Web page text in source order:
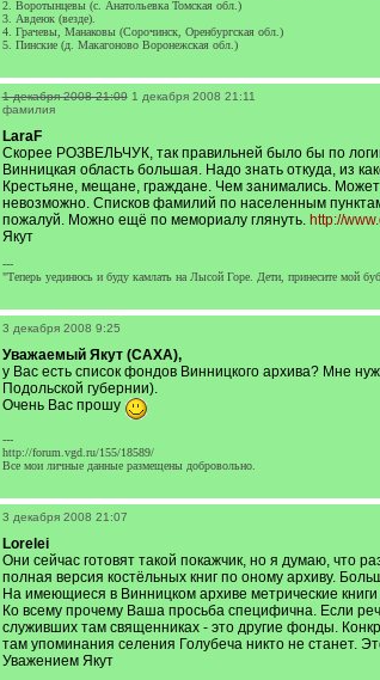
2. Воротынцевы (с. Анатольевка Томская обл.)
3. Авдеюк (везде).
4. Грачевы, Манаковы (Сорочинск, Оренбургская обл.)
5. Пинские (д. Макагоново Воронежская обл.)
1 декабря 2008 21:09 1 декабря 2008 21:11
фамилия
LaraF
Скорее РОЗВЕЛЬЧУК, так правильней было бы по
Винницкая область большая. Надо знать откуда, из
Крестьяне, мещане, граждане. Чем занимались.
невозможно. Списков фамилий по населенным
пожалуй. Можно ещё по мемориалу глянуть. http://
Якут
---
"Теперь уединюсь и буду камлать на Лысой Горе. Дети, принесите мой
3 декабря 2008 9:25
Уважаемый Якут (САХА),
у Вас есть список фондов Винницкого архива? Мне
Подольской губернии).
Очень Вас прошу
---
http://forum.vgd.ru/155/18589/
Все мои личные данные размещены добровольно.
3 декабря 2008 21:07
Lorelei
Они сейчас готовят такой покажчик, но я думаю, что
полная версия костёльных книг по оному архиву.
На имеющиеся в Винницком архиве метрические книги
Ко всему прочему Ваша просьба специфична. Если
служивших там священниках - это другие фонды.
там упоминания селения Голубеча никто не станет.
Уважением Якут